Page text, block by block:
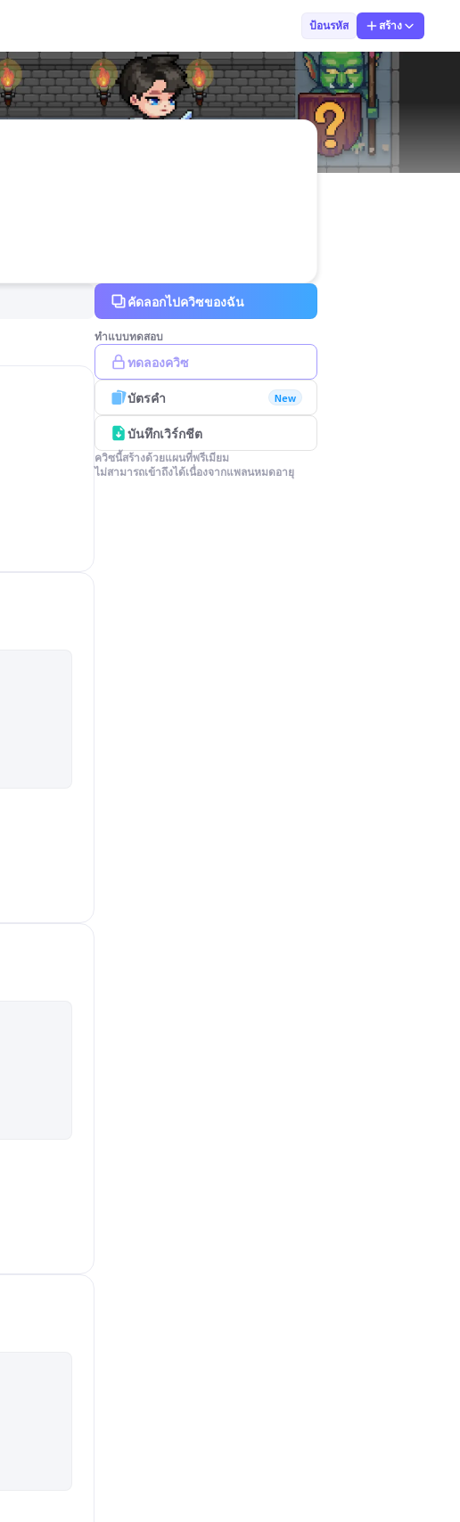
ป้อนรหัส สร้าง
คัดลอกไปควิซของฉัน
ทำแบบทดสอบ
ทดลองควิซ
บัตรคำ New
บันทึกเวิร์กชีต
ควิซนี้สร้างด้วยแผนที่พรีเมียม
ไม่สามารถเข้าถึงได้เนื่องจากแพลนหมดอายุ